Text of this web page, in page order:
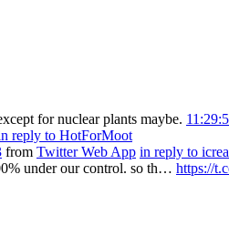
for nuclear plants maybe.
reply to HotForMoot
from Twitter Web App in reply to
under our control. so th… https://